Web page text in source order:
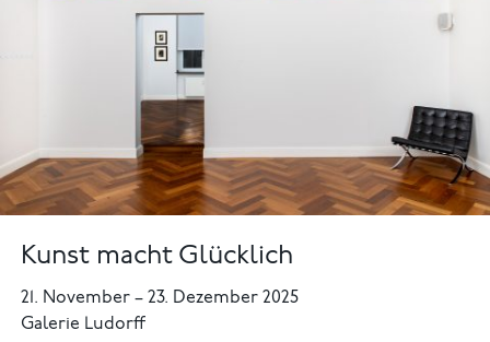
Kunst macht Glücklich
21. November–23. Dezember 2025
Galerie Ludorff